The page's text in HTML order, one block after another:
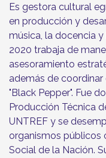
Es gestora cultural
en producción y
música, la docencia
2020 trabaja de
asesoramiento
además de
"Black Pepper". Fue
Producción Técnica
UNTREF y se
organismos públicos
Social de la Nación.